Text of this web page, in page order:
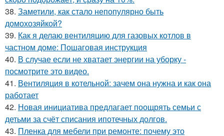
38. Заметили, как стало непопулярно быть
домохозяйкой?
39. Как я делаю вентиляцию для газовых котлов в
частном доме: Пошаговая инструкция
40. В случае если не хватает энергии на уборку -
посмотрите это видео.
41. Вентиляция в котельной: зачем она нужна и как она
работает
42. Новая инициатива предлагает поощрять семьи с
детьми за счёт списания ипотечных долгов.
43. Пленка для мебели при ремонте: почему это